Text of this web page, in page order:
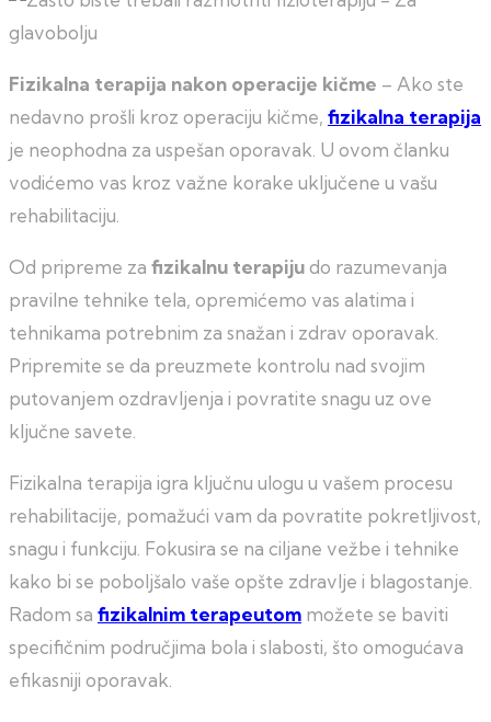
Fizikalna terapija nakon operacije kičme – Ako ste
nedavno prošli kroz operaciju kičme, fizikalna terapija
je neophodna za uspešan oporavak. U ovom članku
vodićemo vas kroz važne korake uključene u vašu
rehabilitaciju.
Od pripreme za fizikalnu terapijudo razumevanja
pravilne tehnike tela, opremićemo vas alatima i
tehnikama potrebnim za snažan i zdrav oporavak.
Pripremite se da preuzmete kontrolu nad svojim
putovanjem ozdravljenja i povratite snagu uz ove
ključne savete.
Fizikalna terapija igra ključnu ulogu u vašem procesu
rehabilitacije, pomažući vam da povratite pokretljivost,
snagu i funkciju. Fokusira se na ciljane vežbe i tehnike
kako bi se poboljšalo vaše opšte zdravlje i blagostanje.
Radom sa fizikalnim terapeutom možete se baviti
specifičnim područjima bola i slabosti, što omogućava
efikasniji oporavak.